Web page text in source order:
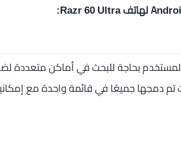
بحاجة للبحث في أماكن متعددة
تم دمجها جميعًا في قائمة واحدة مع